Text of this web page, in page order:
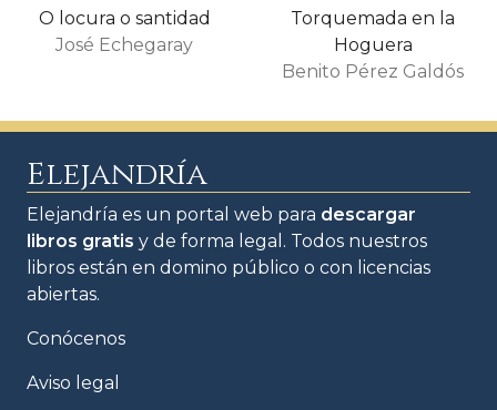
O locura o santidad
José Echegaray
Torquemada en la
Hoguera
Benito Pérez Galdós
Elejandría
Elejandría es un portal web para descargar
libros gratis y de forma legal. Todos nuestros
libros están en domino público o con licencias
abiertas.
Conócenos
Aviso legal